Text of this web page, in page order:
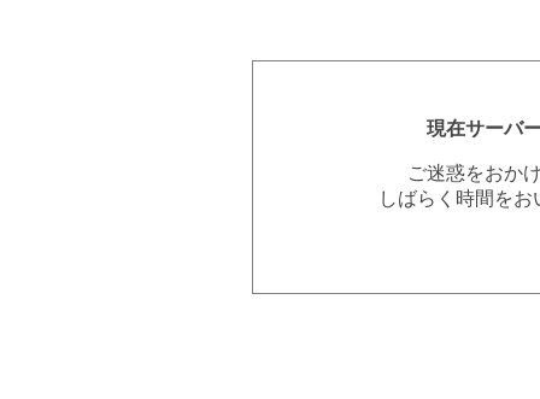
現在サーバ
ご迷惑をおか
しばらく時間を